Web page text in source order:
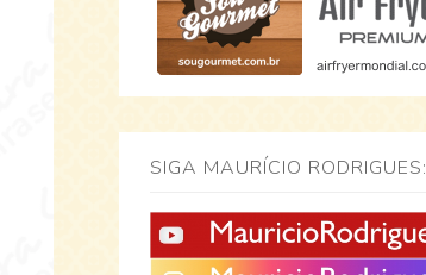
SIGA MAURÍCIO RODRIGUES: